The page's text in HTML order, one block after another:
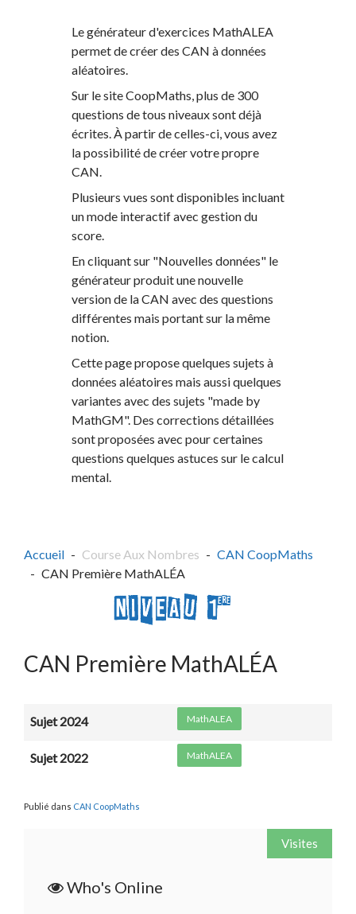
Le générateur d'exercices MathALEA
permet de créer des CAN à données
aléatoires.
Sur le site CoopMaths, plus de 300
questions de tous niveaux sont déjà
écrites. À partir de celles-ci, vous avez
la possibilité de créer votre propre
CAN.
Plusieurs vues sont disponibles incluant
un mode interactif avec gestion du
score.
En cliquant sur "Nouvelles données" le
générateur produit une nouvelle
version de la CAN avec des questions
différentes mais portant sur la même
notion.
Cette page propose quelques sujets à
données aléatoires mais aussi quelques
variantes avec des sujets "made by
MathGM". Des corrections détaillées
sont proposées avec pour certaines
questions quelques astuces sur le calcul
mental.
Accueil Course Aux Nombres
CAN CoopMaths
CAN Première MathALÉA
CAN Première MathALÉA
Sujet 2024 MathALEA
Sujet 2022 MathALEA
Publié dans CAN CoopMaths
Visites
Who's Online